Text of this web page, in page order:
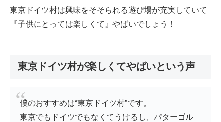
東京ドイツ村は興味をそそられる遊び場が充実していて
『子供にとっては楽しくて』やばいでしょう！
東京ドイツ村が楽しくてやばいという声
僕のおすすめは“東京ドイツ村”です。
東京でもドイツでもなくてうけるし、パターゴル